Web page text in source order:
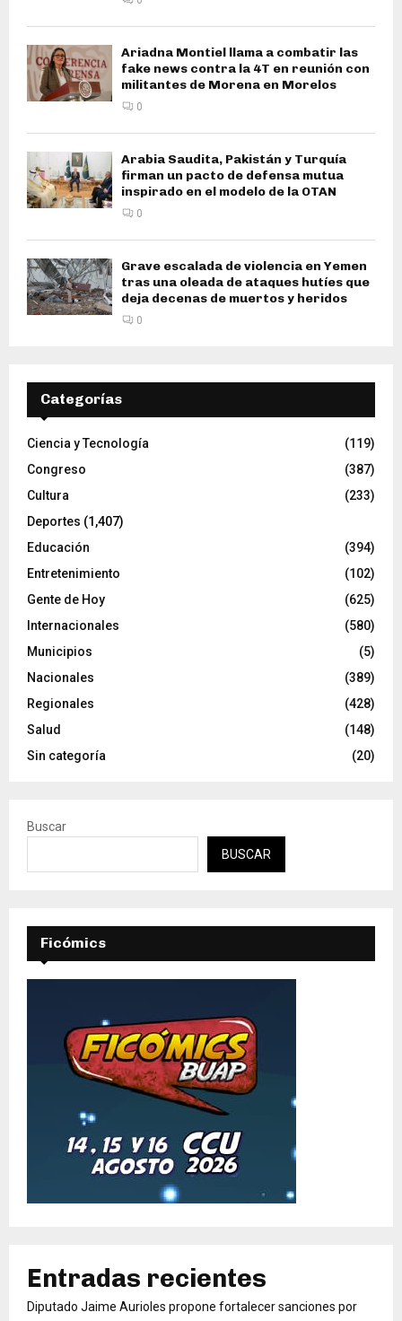
Ariadna Montiel llama a combatir las
fake news contra la 4T en reunión con
militantes de Morena en Morelos
0
Arabia Saudita, Pakistán y Turquía
firman un pacto de defensa mutua
inspirado en el modelo de la OTAN
0
Grave escalada de violencia en Yemen
tras una oleada de ataques hutíes que
deja decenas de muertos y heridos
0
Categorías
Ciencia y Tecnología
(119)
Congreso
(387)
Cultura
(233)
Deportes (1,407)
Educación
(394)
Entretenimiento
(102)
Gente de Hoy
(625)
Internacionales
(580)
Municipios
(5)
Nacionales
(389)
Regionales
(428)
Salud
(148)
Sin categoría
(20)
Buscar
BUSCAR
Ficómics
Entradas recientes
Diputado Jaime Aurioles propone fortalecer sanciones por